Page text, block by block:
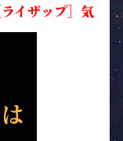
イザップ］気